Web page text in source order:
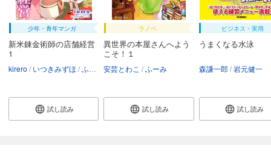
少年・青年マンガ
新米錬金術師の店舗経営
1
kirero いつきみずほ ふーみ
試し読み
ラノベ
異世界の本屋さんへよう
こそ！１
安芸とわこ ふーみ
試し読み
ビジネス・実用
うまくなる水泳
森謙一郎 岩元健一
試し読み